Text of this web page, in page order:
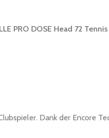
PRO DOSE Head 72
Dank der Encore